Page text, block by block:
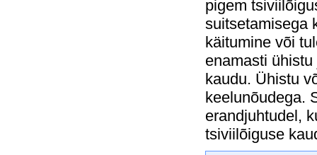
pigem
suitsetamisega
käitumine või
enamasti
kaudu. Ühistu
keelunõudega.
erandjuhtudel,
tsiviilõiguse